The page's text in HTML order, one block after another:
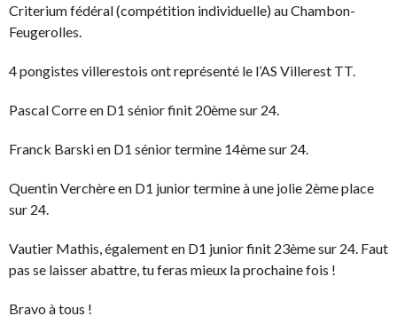
Criterium fédéral (compétition individuelle) au Chambon-
Feugerolles.
4 pongistes villerestois ont représenté le l’AS Villerest TT.
Pascal Corre en D1 sénior finit 20ème sur 24.
Franck Barski en D1 sénior termine 14ème sur 24.
Quentin Verchère en D1 junior termine à une jolie 2ème place
sur 24.
Vautier Mathis, également en D1 junior finit 23ème sur 24. Faut
pas se laisser abattre, tu feras mieux la prochaine fois !
Bravo à tous !